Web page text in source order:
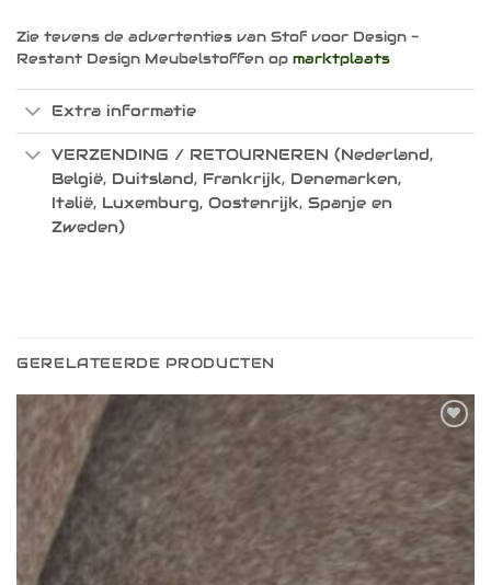
Zie tevens de advertenties van Stof voor Design -
Restant Design Meubelstoffen op marktplaats
Extra informatie
VERZENDING / RETOURNEREN (Nederland,
België, Duitsland, Frankrijk, Denemarken,
Italië, Luxemburg, Oostenrijk, Spanje en
Zweden)
GERELATEERDE PRODUCTEN
verlanglijst